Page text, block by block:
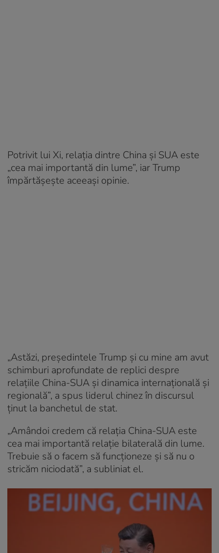
Potrivit lui Xi, relația dintre China și SUA este
„cea mai importantă din lume”, iar Trump
împărtășește aceeași opinie.
„Astăzi, președintele Trump și cu mine am avut
schimburi aprofundate de replici despre
relațiile China-SUA și dinamica internațională și
regională”, a spus liderul chinez în discursul
ținut la banchetul de stat.
„Amândoi credem că relația China-SUA este
cea mai importantă relație bilaterală din lume.
Trebuie să o facem să funcționeze și să nu o
stricăm niciodată”, a subliniat el.